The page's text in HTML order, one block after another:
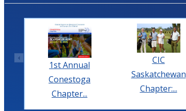
1st Annual
Conestoga
Chapter...
CIC
Saskatchewan
Chapter:...